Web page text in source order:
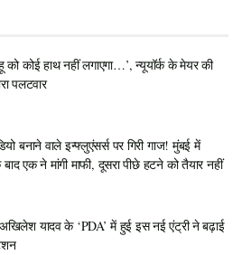
को कोई हाथ नहीं लगाएगा…’, न्यूयॉर्क के मेयर की
पलटवार
बनाने वाले इन्फ्लुएंसर्स पर गिरी गाज! मुंबई में
एक ने मांगी माफी, दूसरा पीछे हटने को तैयार नहीं
यादव के ‘PDA’ में हुई इस नई एंट्री ने बढ़ाई